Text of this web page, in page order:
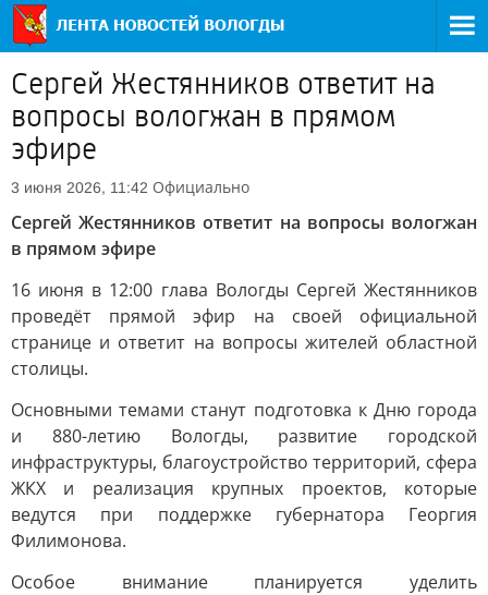
Сергей Жестянников ответит на
вопросы вологжан в прямом
эфире
3 июня 2026, 11:42 Официально
Сергей Жестянников ответит на вопросы вологжан
в прямом эфире
16 июня в 12:00 глава Вологды Сергей Жестянников
проведёт прямой эфир на своей официальной
странице и ответит на вопросы жителей областной
столицы.
Основными темами станут подготовка к Дню города
и 880-летию Вологды, развитие городской
инфраструктуры, благоустройство территорий, сфера
ЖКХ и реализация крупных проектов, которые
ведутся при поддержке губернатора Георгия
Филимонова.
Особое внимание планируется уделить